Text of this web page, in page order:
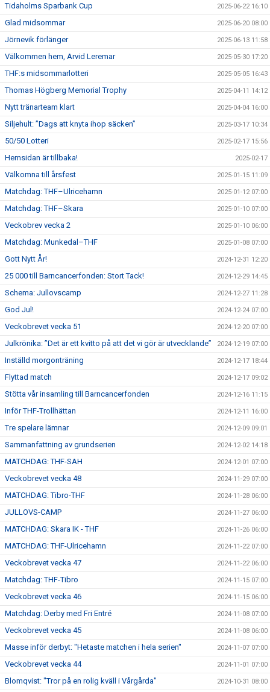
Tidaholms Sparbank Cup 2025-06-22 16:10
Glad midsommar 2025-06-20 08:00
Jörnevik förlänger 2025-06-13 11:58
Välkommen hem, Arvid Leremar 2025-05-30 17:20
THF:s midsommarlotteri 2025-05-05 16:43
Thomas Högberg Memorial Trophy 2025-04-11 14:12
Nytt tränarteam klart 2025-04-04 16:00
Siljehult: ”Dags att knyta ihop säcken” 2025-03-17 10:34
50/50 Lotteri 2025-02-17 15:56
Hemsidan är tillbaka! 2025-02-17
Välkomna till årsfest 2025-01-15 11:09
Matchdag: THF–Ulricehamn 2025-01-12 07:00
Matchdag: THF–Skara 2025-01-10 07:00
Veckobrev vecka 2 2025-01-10 06:00
Matchdag: Munkedal–THF 2025-01-08 07:00
Gott Nytt År! 2024-12-31 12:20
25 000 till Barncancerfonden: Stort Tack! 2024-12-29 14:45
Schema: Jullovscamp 2024-12-27 11:28
God Jul! 2024-12-24 07:00
Veckobrevet vecka 51 2024-12-20 07:00
Julkrönika: ”Det är ett kvitto på att det vi gör är utvecklande” 2024-12-19 07:00
Inställd morgonträning 2024-12-17 18:44
Flyttad match 2024-12-17 09:02
Stötta vår insamling till Barncancerfonden 2024-12-16 11:15
Inför THF-Trollhättan 2024-12-11 16:00
Tre spelare lämnar 2024-12-09 09:01
Sammanfattning av grundserien 2024-12-02 14:18
MATCHDAG: THF-SAH 2024-12-01 07:00
Veckobrevet vecka 48 2024-11-29 07:00
MATCHDAG: Tibro-THF 2024-11-28 06:00
JULLOVS-CAMP 2024-11-27 06:00
MATCHDAG: Skara IK - THF 2024-11-26 06:00
MATCHDAG: THF-Ulricehamn 2024-11-22 07:00
Veckobrevet vecka 47 2024-11-22 06:00
Matchdag: THF-Tibro 2024-11-15 07:00
Veckobrevet vecka 46 2024-11-15 06:00
Matchdag: Derby med Fri Entré 2024-11-08 07:00
Veckobrevet vecka 45 2024-11-08 06:00
Masse inför derbyt: "Hetaste matchen i hela serien" 2024-11-07 07:00
Veckobrevet vecka 44 2024-11-01 07:00
Blomqvist: "Tror på en rolig kväll i Vårgårda" 2024-10-31 08:00